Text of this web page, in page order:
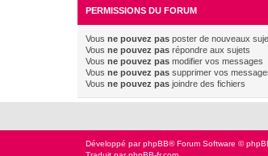
PERMISSIONS DU FORUM
Vous ne pouvez pas poster de nouveaux
Vous ne pouvez pas répondre aux sujets
Vous ne pouvez pas modifier vos messages
Vous ne pouvez pas supprimer vos
Vous ne pouvez pas joindre des fichiers
Développé parphpBB® Forum Software ©